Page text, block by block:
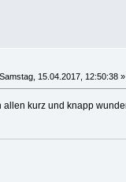
Samstag, 15.04.2017, 12:50:38 »
allen kurz und knapp